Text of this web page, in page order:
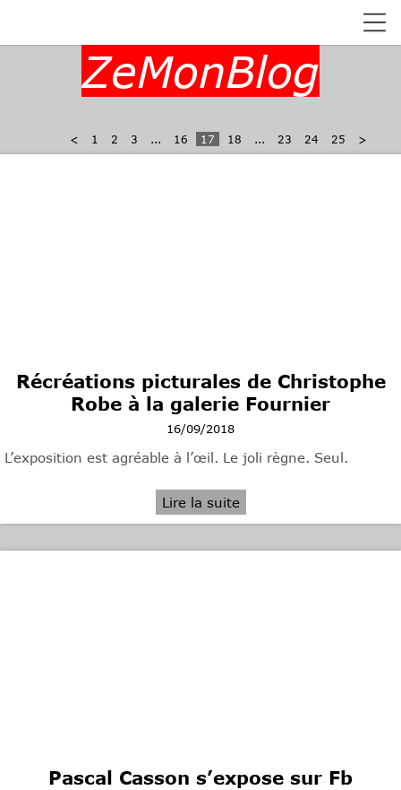
ZeMonBlog
< 1 2 3 ... 16 17 18 ... 23 24 25 >
Récréations picturales de Christophe
Robe à la galerie Fournier
16/09/2018
L’exposition est agréable à l’œil. Le joli règne. Seul.
Lire la suite
Pascal Casson s’expose sur Fb